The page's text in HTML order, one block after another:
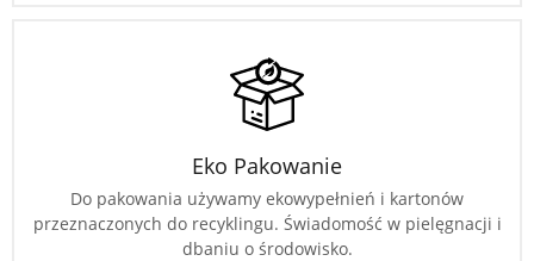
Eko Pakowanie
Do pakowania używamy ekowypełnień i kartonów
przeznaczonych do recyklingu. Świadomość w pielęgnacji i
dbaniu o środowisko.